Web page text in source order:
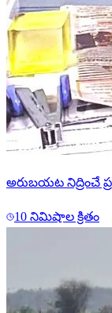
అరుబయట నిద్రించే
10 నిమిషాల క్రితం